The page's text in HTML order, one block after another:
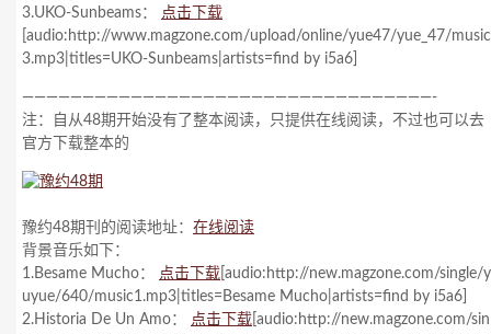
3.UKO-Sunbeams： 点击下载
[audio:http://www.magzone.com/upload/online/yue47/yue_47/music
3.mp3|titles=UKO-Sunbeams|artists=find by i5a6]
——————————————————————————————————-
注：自从48期开始没有了整本阅读，只提供在线阅读，不过也可以去
官方下载整本的
豫约48期刊的阅读地址： 在线阅读
背景音乐如下：
1.Besame Mucho： 点击下载 [audio:http://new.magzone.com/single/y
uyue/640/music1.mp3|titles=Besame Mucho|artists=find by i5a6]
2.Historia De Un Amo： 点击下载 [audio:http://new.magzone.com/sin